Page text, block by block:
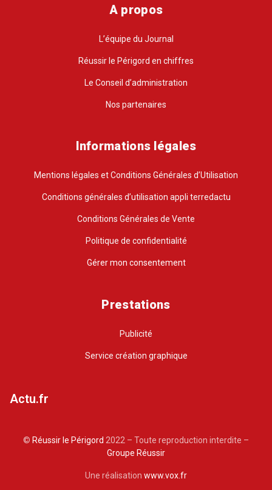
A propos
L’équipe du Journal
Réussir le Périgord en chiffres
Le Conseil d’administration
Nos partenaires
Informations légales
Mentions légales et Conditions Générales d’Utilisation
Conditions générales d’utilisation appli terredactu
Conditions Générales de Vente
Politique de confidentialité
Gérer mon consentement
Prestations
Publicité
Service création graphique
Actu.fr
© Réussir le Périgord 2022 – Toute reproduction interdite –
Groupe Réussir
Une réalisation www.vox.fr